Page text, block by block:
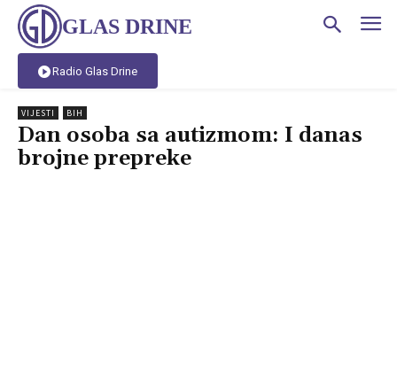
GLAS DRINE
Radio Glas Drine
VIJESTI BIH
Dan osoba sa autizmom: I danas
brojne prepreke